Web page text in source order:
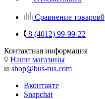
Сравнение товаров0
8 (4012) 99-99-22
Контактная информация
Наши магазины
shop@bus-rus.com
Вконтакте
Snapchat